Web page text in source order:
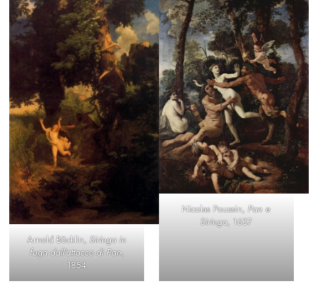
Arnold Böcklin,Siringa in
fuga dall’attacco di Pan,
1854
Nicolas Poussin,Pan e
Siringa, 1637